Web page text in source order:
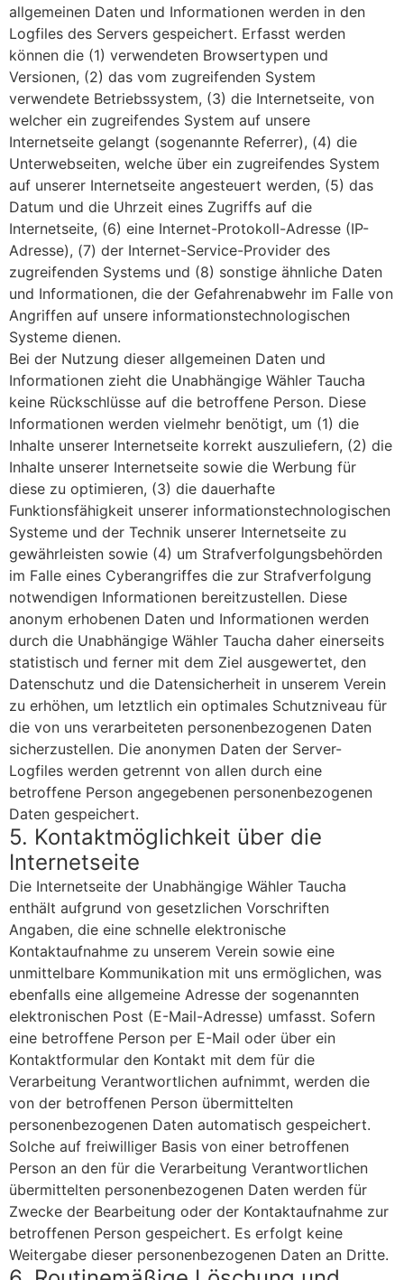
allgemeinen Daten und Informationen werden in den
Logfiles des Servers gespeichert. Erfasst werden
können die (1) verwendeten Browsertypen und
Versionen, (2) das vom zugreifenden System
verwendete Betriebssystem, (3) die Internetseite, von
welcher ein zugreifendes System auf unsere
Internetseite gelangt (sogenannte Referrer), (4) die
Unterwebseiten, welche über ein zugreifendes System
auf unserer Internetseite angesteuert werden, (5) das
Datum und die Uhrzeit eines Zugriffs auf die
Internetseite, (6) eine Internet-Protokoll-Adresse (IP-
Adresse), (7) der Internet-Service-Provider des
zugreifenden Systems und (8) sonstige ähnliche Daten
und Informationen, die der Gefahrenabwehr im Falle von
Angriffen auf unsere informationstechnologischen
Systeme dienen.
Bei der Nutzung dieser allgemeinen Daten und
Informationen zieht die Unabhängige Wähler Taucha
keine Rückschlüsse auf die betroffene Person. Diese
Informationen werden vielmehr benötigt, um (1) die
Inhalte unserer Internetseite korrekt auszuliefern, (2) die
Inhalte unserer Internetseite sowie die Werbung für
diese zu optimieren, (3) die dauerhafte
Funktionsfähigkeit unserer informationstechnologischen
Systeme und der Technik unserer Internetseite zu
gewährleisten sowie (4) um Strafverfolgungsbehörden
im Falle eines Cyberangriffes die zur Strafverfolgung
notwendigen Informationen bereitzustellen. Diese
anonym erhobenen Daten und Informationen werden
durch die Unabhängige Wähler Taucha daher einerseits
statistisch und ferner mit dem Ziel ausgewertet, den
Datenschutz und die Datensicherheit in unserem Verein
zu erhöhen, um letztlich ein optimales Schutzniveau für
die von uns verarbeiteten personenbezogenen Daten
sicherzustellen. Die anonymen Daten der Server-
Logfiles werden getrennt von allen durch eine
betroffene Person angegebenen personenbezogenen
Daten gespeichert.
5. Kontaktmöglichkeit über die
Internetseite
Die Internetseite der Unabhängige Wähler Taucha
enthält aufgrund von gesetzlichen Vorschriften
Angaben, die eine schnelle elektronische
Kontaktaufnahme zu unserem Verein sowie eine
unmittelbare Kommunikation mit uns ermöglichen, was
ebenfalls eine allgemeine Adresse der sogenannten
elektronischen Post (E-Mail-Adresse) umfasst. Sofern
eine betroffene Person per E-Mail oder über ein
Kontaktformular den Kontakt mit dem für die
Verarbeitung Verantwortlichen aufnimmt, werden die
von der betroffenen Person übermittelten
personenbezogenen Daten automatisch gespeichert.
Solche auf freiwilliger Basis von einer betroffenen
Person an den für die Verarbeitung Verantwortlichen
übermittelten personenbezogenen Daten werden für
Zwecke der Bearbeitung oder der Kontaktaufnahme zur
betroffenen Person gespeichert. Es erfolgt keine
Weitergabe dieser personenbezogenen Daten an Dritte.